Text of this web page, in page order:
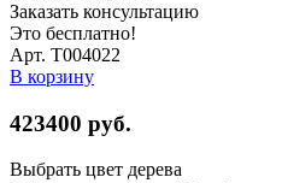
Заказать консультацию
Это бесплатно!
Арт. Т004022
В корзину
423400 руб.
Выбрать цвет дерева